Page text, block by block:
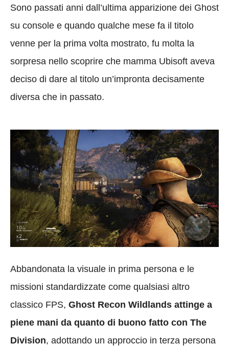
Sono passati anni dall’ultima apparizione dei Ghost
su console e quando qualche mese fa il titolo
venne per la prima volta mostrato, fu molta la
sorpresa nello scoprire che mamma Ubisoft aveva
deciso di dare al titolo un’impronta decisamente
diversa che in passato.
Abbandonata la visuale in prima persona e le
missioni standardizzate come qualsiasi altro
classico FPS, Ghost Recon Wildlands attinge a
piene mani da quanto di buono fatto con The
Division, adottando un approccio in terza persona